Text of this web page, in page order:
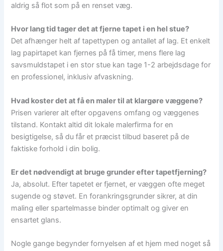
aldrig så flot som på en renset væg.
Hvor lang tid tager det at fjerne tapet i en hel stue?
Det afhænger helt af tapettypen og antallet af lag. Et enkelt
lag papirtapet kan fjernes på få timer, mens flere lag
savsmuldstapet i en stor stue kan tage 1-2 arbejdsdage for
en professionel, inklusiv afvaskning.
Hvad koster det at få en maler til at klargøre væggene?
Prisen varierer alt efter opgavens omfang og væggenes
tilstand. Kontakt altid dit lokale malerfirma for en
besigtigelse, så du får et præcist tilbud baseret på de
faktiske forhold i din bolig.
Er det nødvendigt at bruge grunder efter tapetfjerning?
Ja, absolut. Efter tapetet er fjernet, er væggen ofte meget
sugende og støvet. En forankringsgrunder sikrer, at din
maling eller spartelmasse binder optimalt og giver en
ensartet glans.
Nogle gange begynder fornyelsen af et hjem med noget så